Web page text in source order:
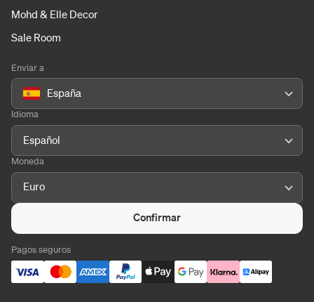
Mohd & Elle Decor
Sale Room
Enviar a
España
Idioma
Español
Moneda
Euro
Confirmar
Pagos seguros